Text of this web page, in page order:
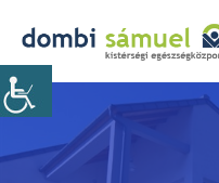
tartalomba